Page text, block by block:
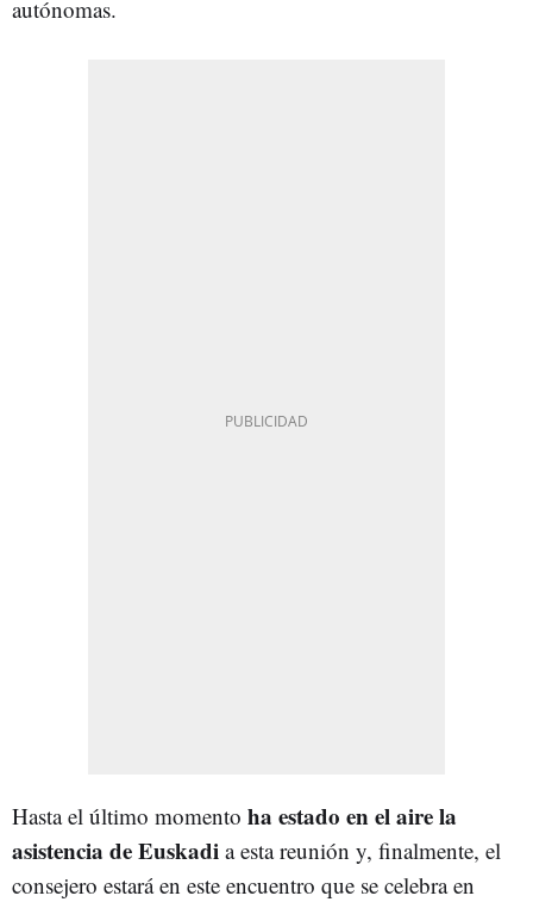
autónomas.
Hasta el último momento ha estado en el aire la
asistencia de Euskadi a esta reunión y, finalmente, el
consejero estará en este encuentro que se celebra en